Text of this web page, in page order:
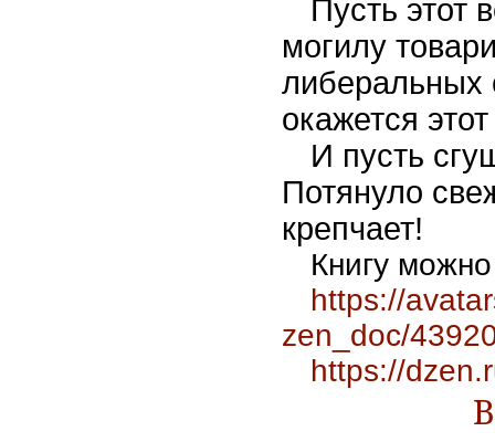
Пусть этот
могилу
либеральных
окажется
И пусть
Потянуло
крепчает!
Книгу
https://
zen_doc/
https://